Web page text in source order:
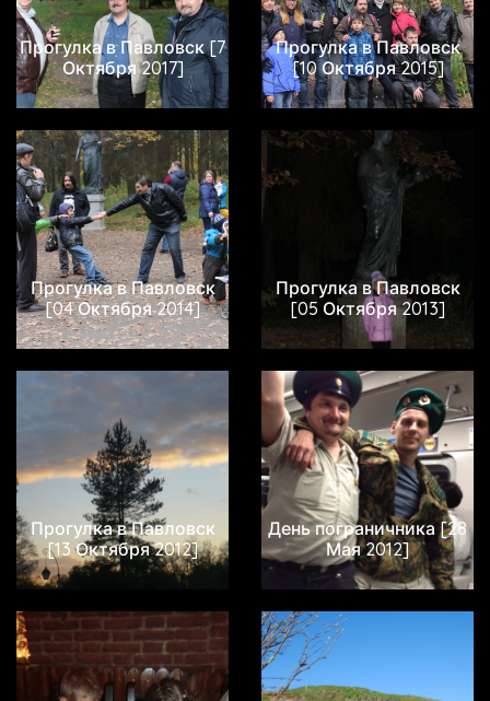
Прогулка в Павловск [7
Октября 2017]
Прогулка в Павловск
[10 Октября 2015]
Прогулка в Павловск
[04 Октября 2014]
Прогулка в Павловск
[05 Октября 2013]
Прогулка в Павловск
[13 Октября 2012]
День пограничника [28
Мая 2012]